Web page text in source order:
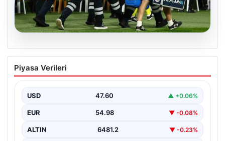
05.08.2026
Fenerbahçe’de Sturm Graz maçında
Oosterwolde’den kahreden haber!
Piyasa Verileri
USD 47.60 ▲ +0.06%
EUR 54.98 ▼ -0.08%
ALTIN 6481.2 ▼ -0.23%